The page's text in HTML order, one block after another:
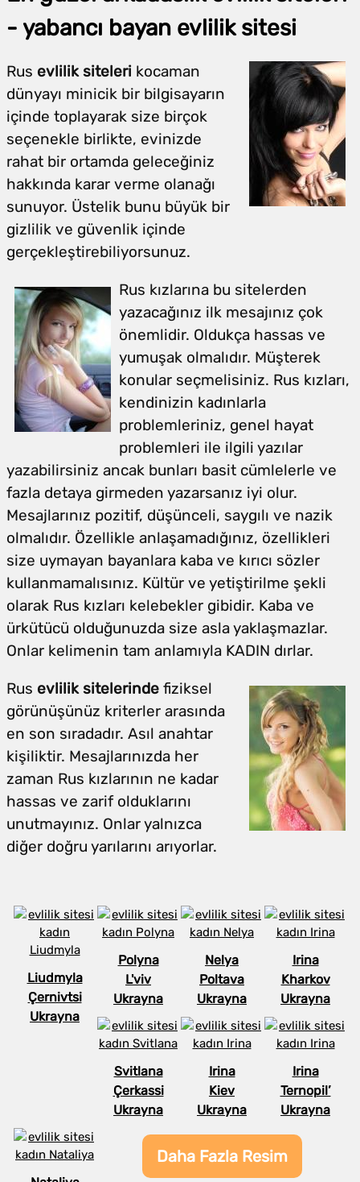
- yabancı bayan evlilik sitesi
Rus evlilik siteleri kocaman
dünyayı minicik bir bilgisayarın
içinde toplayarak size birçok
seçenekle birlikte, evinizde
rahat bir ortamda geleceğiniz
hakkında karar verme olanağı
sunuyor. Üstelik bunu büyük bir
gizlilik ve güvenlik içinde
gerçekleştirebiliyorsunuz.
Rus kızlarına bu sitelerden
yazacağınız ilk mesajınız çok
önemlidir. Oldukça hassas ve
yumuşak olmalıdır. Müşterek
konular seçmelisiniz. Rus kızları,
kendinizin kadınlarla
problemleriniz, genel hayat
problemleri ile ilgili yazılar
yazabilirsiniz ancak bunları basit cümlelerle ve
fazla detaya girmeden yazarsanız iyi olur.
Mesajlarınız pozitif, düşünceli, saygılı ve nazik
olmalıdır. Özellikle anlaşamadığınız, özellikleri
size uymayan bayanlara kaba ve kırıcı sözler
kullanmamalısınız. Kültür ve yetiştirilme şekli
olarak Rus kızları kelebekler gibidir. Kaba ve
ürkütücü olduğunuzda size asla yaklaşmazlar.
Onlar kelimenin tam anlamıyla KADIN dırlar.
Rus evlilik sitelerinde fiziksel
görünüşünüz kriterler arasında
en son sıradadır. Asıl anahtar
kişiliktir. Mesajlarınızda her
zaman Rus kızlarının ne kadar
hassas ve zarif olduklarını
unutmayınız. Onlar yalnızca
diğer doğru yarılarını arıyorlar.
Liudmyla
Çernivtsi
Ukrayna
Polyna
L'viv
Ukrayna
Nelya
Poltava
Ukrayna
Irina
Kharkov
Ukrayna
Svitlana
Çerkassi
Ukrayna
Irina
Kiev
Ukrayna
Irina
Ternopil’
Ukrayna
Daha Fazla Resim